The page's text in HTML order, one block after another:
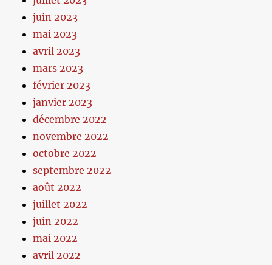
juin 2023
mai 2023
avril 2023
mars 2023
février 2023
janvier 2023
décembre 2022
novembre 2022
octobre 2022
septembre 2022
août 2022
juillet 2022
juin 2022
mai 2022
avril 2022